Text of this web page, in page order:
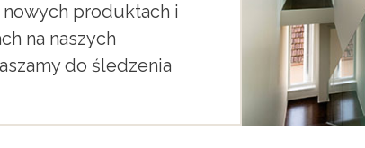
produktach i
na naszych
do śledzenia